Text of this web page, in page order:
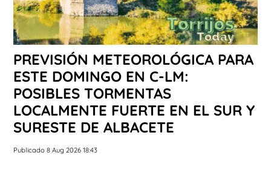
PREVISIÓN METEOROLÓGICA PARA
ESTE DOMINGO EN C-LM:
POSIBLES TORMENTAS
LOCALMENTE FUERTE EN EL SUR Y
SURESTE DE ALBACETE
Publicado 8 Aug 2026 18:43